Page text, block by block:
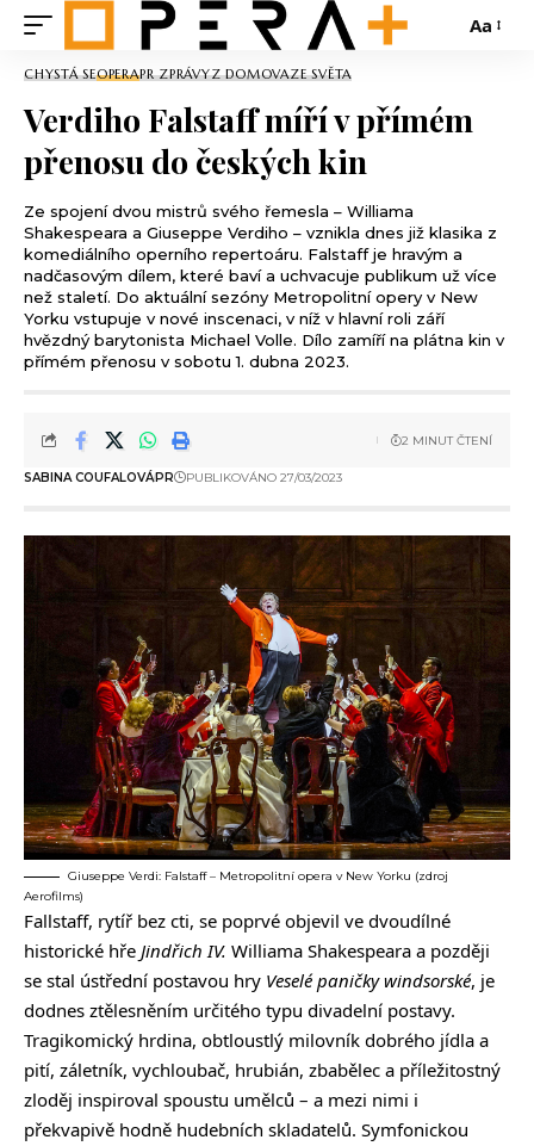
Aa
CHYSTÁ SEOPERAPR ZPRÁVYZ DOMOVAZE SVĚTA
Verdiho Falstaff míří v přímém
přenosu do českých kin
Ze spojení dvou mistrů svého řemesla – Williama
Shakespeara a Giuseppe Verdiho – vznikla dnes již klasika z
komediálního operního repertoáru. Falstaff je hravým a
nadčasovým dílem, které baví a uchvacuje publikum už více
než staletí. Do aktuální sezóny Metropolitní opery v New
Yorku vstupuje v nové inscenaci, v níž v hlavní roli září
hvězdný barytonista Michael Volle. Dílo zamíří na plátna kin v
přímém přenosu v sobotu 1. dubna 2023.
SABINA COUFALOVÁPR PUBLIKOVÁNO 27/03/2023
2 MINUT ČTENÍ
Giuseppe Verdi: Falstaff – Metropolitní opera v New Yorku (zdroj
Aerofilms)
Fallstaff, rytíř bez cti, se poprvé objevil ve dvoudílné
historické hře Jindřich IV. Williama Shakespeara a později
se stal ústřední postavou hry Veselé paničky windsorské, je
dodnes ztělesněním určitého typu divadelní postavy.
Tragikomický hrdina, obtloustlý milovník dobrého jídla a
pití, záletník, vychloubač, hrubián, zbabělec a příležitostný
zloděj inspiroval spoustu umělců – a mezi nimi i
překvapivě hodně hudebních skladatelů. Symfonickou